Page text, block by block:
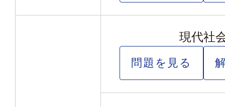
現代社
問題を見る